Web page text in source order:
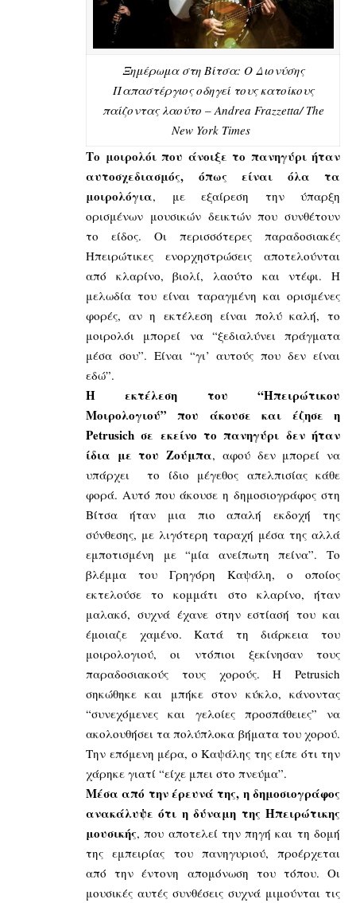
Ξημέρωμα στη Βίτσα: O Διονύσης
Παπαστέργιος οδηγεί τους κατοίκους
παίζοντας λαούτο – Andrea Frazzetta/ The
New York Times
Το μοιρολόι που άνοιξε το πανηγύρι ήταν
αυτοσχεδιασμός, όπως είναι όλα τα
μοιρολόγια, με εξαίρεση την ύπαρξη
ορισμένων μουσικών δεικτών που συνθέτουν
το είδος. Οι περισσότερες παραδοσιακές
Ηπειρώτικες ενορχηστρώσεις αποτελούνται
από κλαρίνο, βιολί, λαούτο και ντέφι. Η
μελωδία του είναι ταραγμένη και ορισμένες
φορές, αν η εκτέλεση είναι πολύ καλή, το
μοιρολόι μπορεί να “ξεδιαλύνει πράγματα
μέσα σου”. Είναι “γι’ αυτούς που δεν είναι
εδώ”.
Η εκτέλεση του “Ηπειρώτικου
Μοιρολογιού” που άκουσε και έζησε η
Petrusich σε εκείνο το πανηγύρι δεν ήταν
ίδια με του Ζούμπα, αφού δεν μπορεί να
υπάρχει το ίδιο μέγεθος απελπισίας κάθε
φορά. Αυτό που άκουσε η δημοσιογράφος στη
Βίτσα ήταν μια πιο απαλή εκδοχή της
σύνθεσης, με λιγότερη ταραχή μέσα της αλλά
εμποτισμένη με “μία ανείπωτη πείνα”. Το
βλέμμα του Γρηγόρη Καψάλη, ο οποίος
εκτελούσε το κομμάτι στο κλαρίνο, ήταν
μαλακό, συχνά έχανε στην εστίασή του και
έμοιαζε χαμένο. Κατά τη διάρκεια του
μοιρολογιού, οι ντόπιοι ξεκίνησαν τους
παραδοσιακούς τους χορούς. Η Petrusich
σηκώθηκε και μπήκε στον κύκλο, κάνοντας
“συνεχόμενες και γελοίες προσπάθειες” να
ακολουθήσει τα πολύπλοκα βήματα του χορού.
Την επόμενη μέρα, ο Καψάλης της είπε ότι την
χάρηκε γιατί “είχε μπει στο πνεύμα”.
Μέσα από την έρευνά της, η δημοσιογράφος
ανακάλυψε ότι η δύναμη της Ηπειρώτικης
μουσικής, που αποτελεί την πηγή και τη δομή
της εμπειρίας του πανηγυριού, προέρχεται
από την έντονη απομόνωση του τόπου. Οι
μουσικές αυτές συνθέσεις συχνά μιμούνται τις